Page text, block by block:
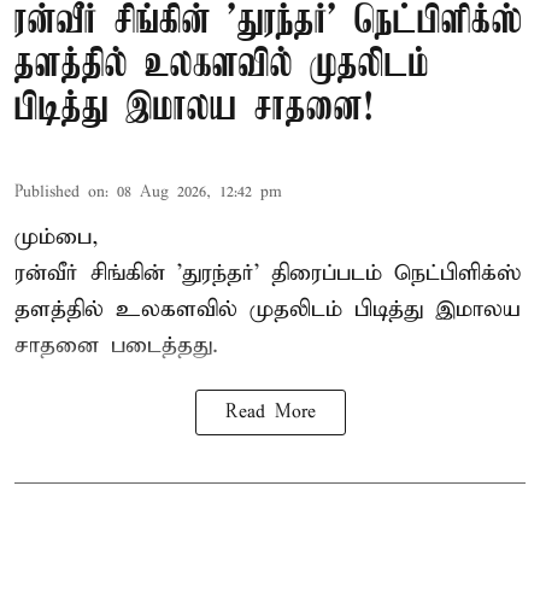
ரன்வீர் சிங்கின் 'துரந்தர்' நெட்பிளிக்ஸ்
தளத்தில் உலகளவில் முதலிடம்
பிடித்து இமாலய சாதனை!
Published on: 08 Aug 2026, 12:42 pm
மும்பை,
ரன்வீர் சிங்கின் 'துரந்தர்' திரைப்படம் நெட்பிளிக்ஸ்
தளத்தில் உலகளவில் முதலிடம் பிடித்து இமாலய
சாதனை படைத்தது.
Read More